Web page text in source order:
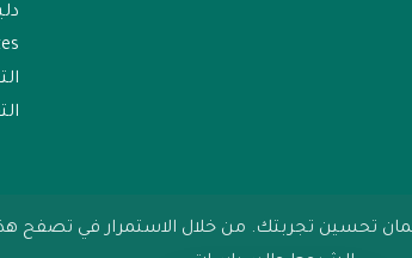
تحسين تجربتك. من خلال الاستمرار في تصفح هذا